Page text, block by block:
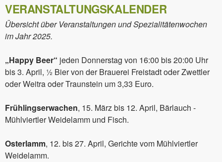
VERANSTALTUNGSKALENDER
Übersicht über Veranstaltungen und Spezialitätenwochen
im Jahr 2025.
„Happy Beer“ jeden Donnerstag von 16:00 bis 20:00 Uhr
bis 3. April, ½ Bier von der Brauerei Freistadt oder Zwettler
oder Weitra oder Traunstein um 3,33 Euro.
Frühlingserwachen, 15. März bis 12. April, Bärlauch -
Mühlviertler Weidelamm und Fisch.
Osterlamm, 12. bis 27. April, Gerichte vom Mühlviertler
Weidelamm.